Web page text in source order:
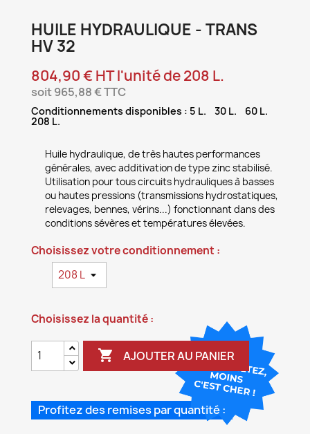
HUILE HYDRAULIQUE - TRANS
HV 32
804,90 € HT l'unité de 208 L.
soit 965,88 € TTC
Conditionnements disponibles : 5 L. 30 L. 60 L.
208 L.
Huile hydraulique, de très hautes performances
générales, avec additivation de type zinc stabilisé.
Utilisation pour tous circuits hydrauliques à basses
ou hautes pressions (transmissions hydrostatiques,
relevages, bennes, vérins...) fonctionnant dans des
conditions sévères et températures élevées.
Choisissez votre conditionnement :
Choisissez la quantité :
 AJOUTER AU PANIER
Profitez des remises par quantité :